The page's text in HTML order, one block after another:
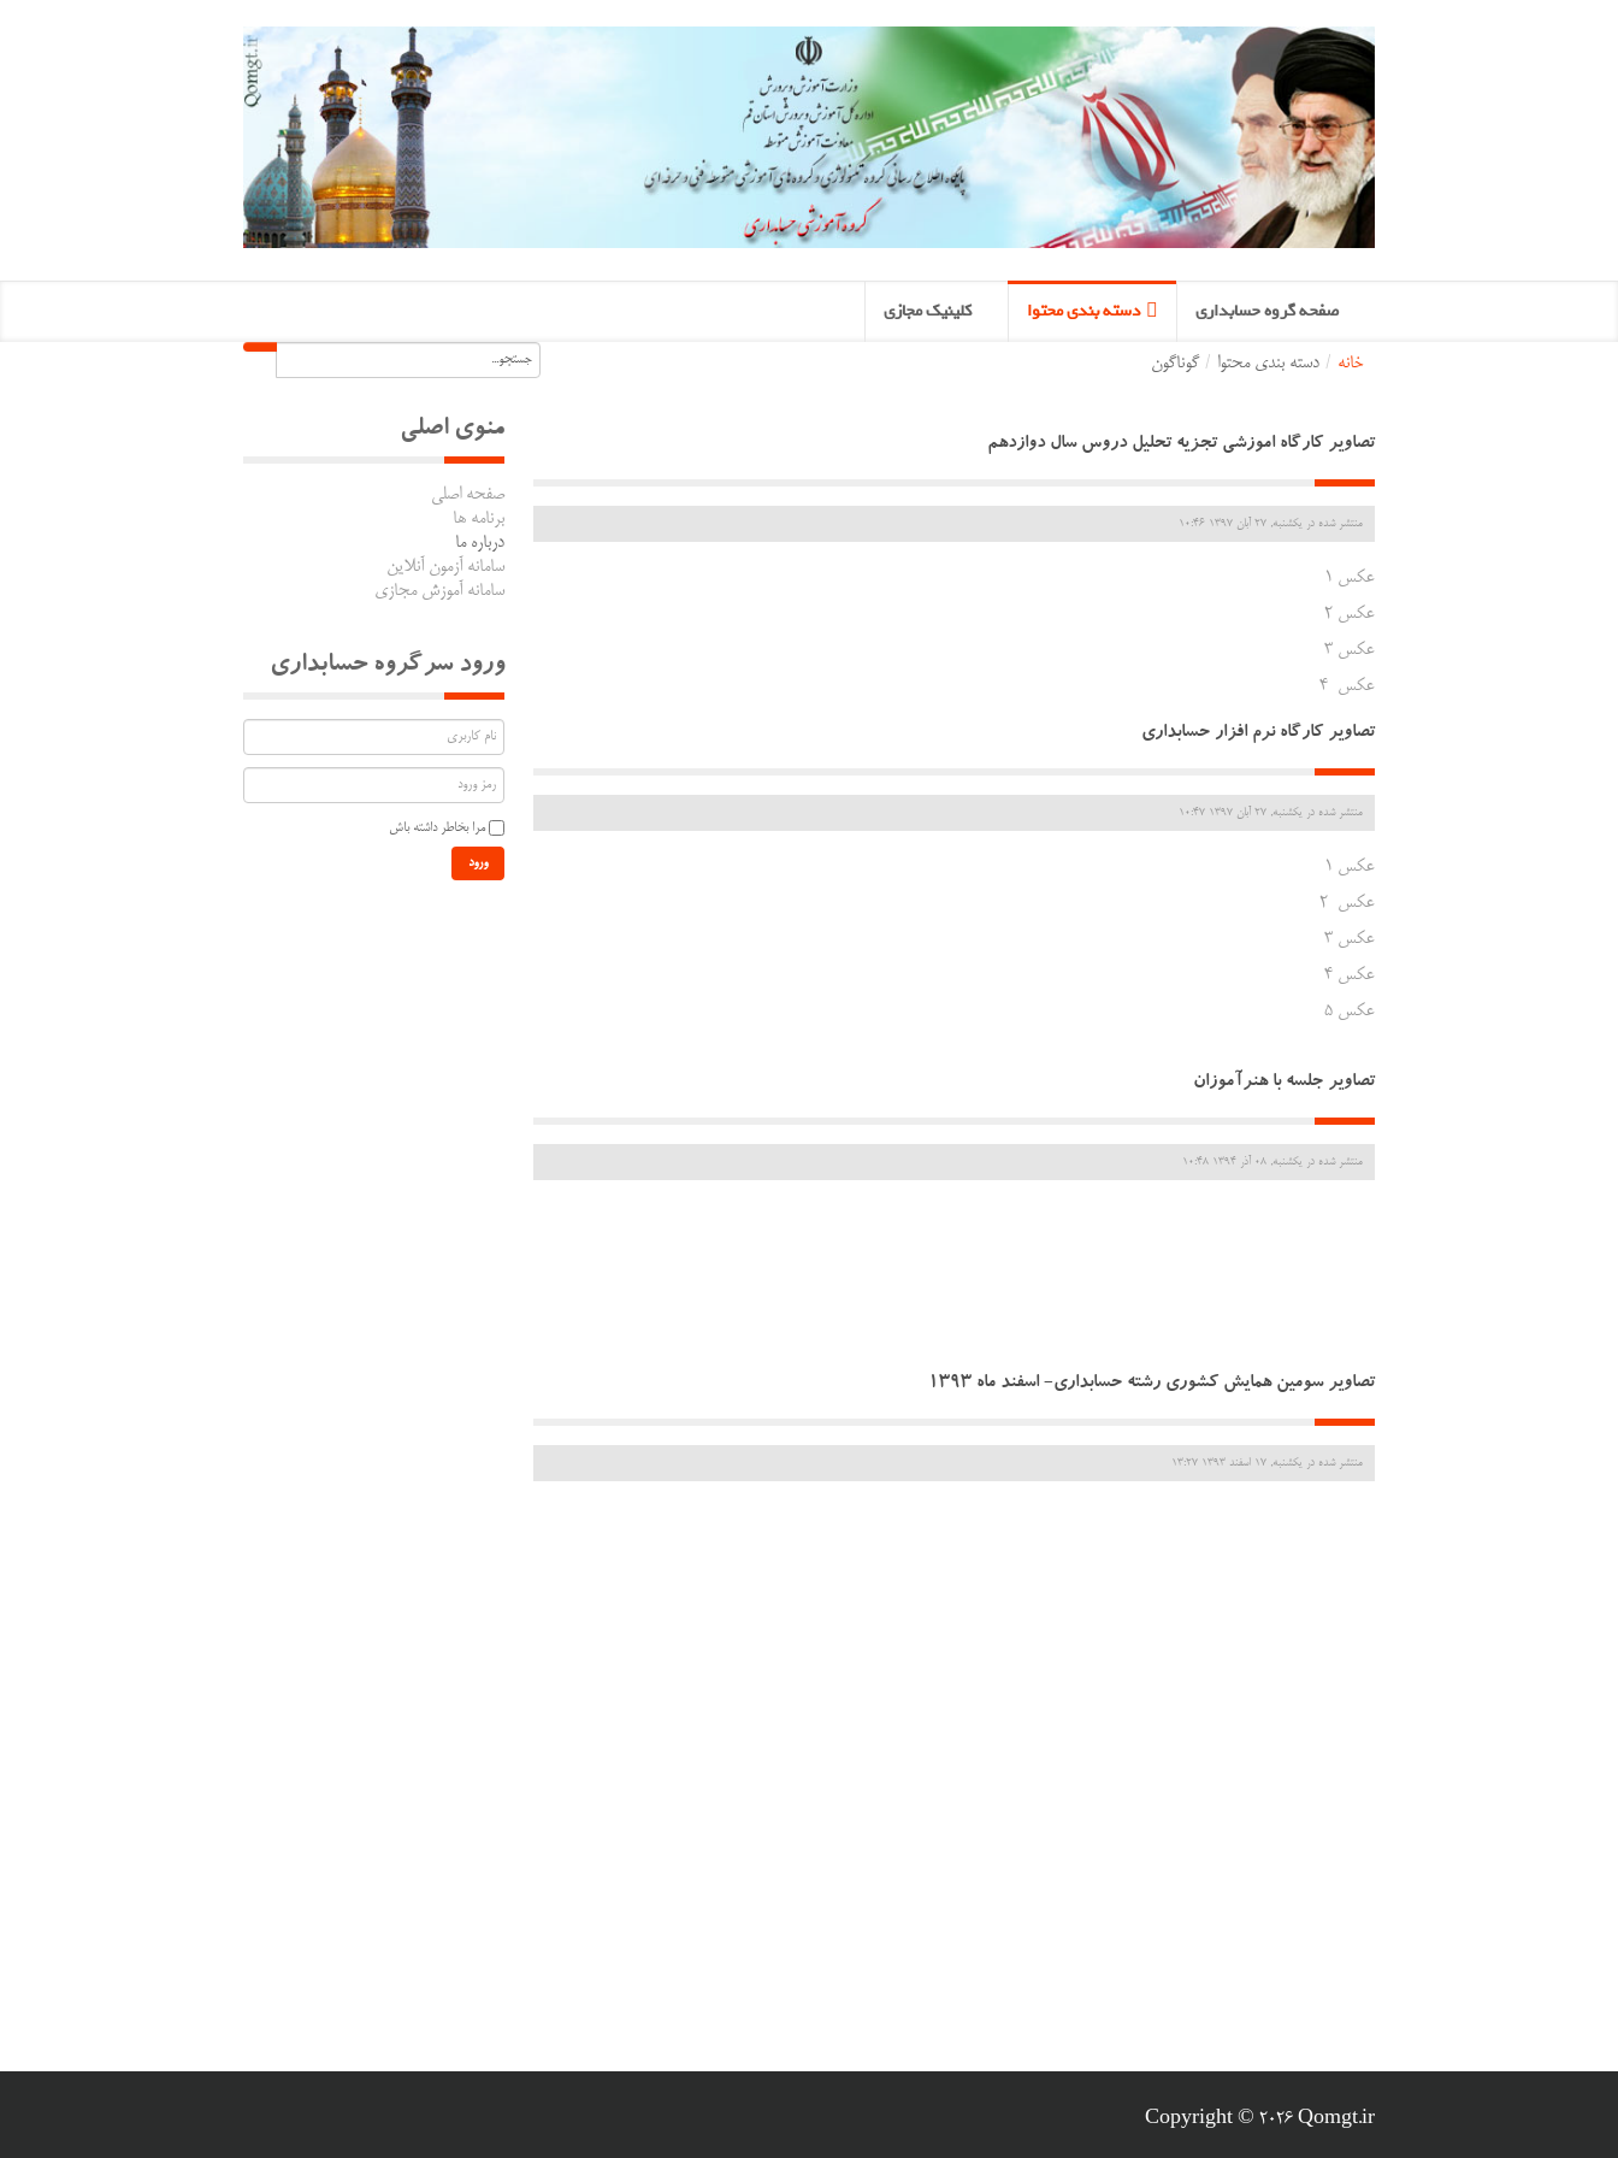
صفحه گروه حسابداری دسته بندی محتوا کلینیک مجازی
خانه / دسته بندی محتوا / گوناگون
تصاویر کارگاه اموزشی تجزیه تحلیل دروس سال دوازدهم
منتشر شده در یکشنبه, 27 آبان 1397 10:46
عکس 1
عکس 2
عکس 3
عکس 4
تصاویر کارگاه نرم افزار حسابداری
منتشر شده در یکشنبه, 27 آبان 1397 10:47
عکس 1
عکس 2
عکس 3
عکس 4
عکس 5
تصاویر جلسه با هنرآموزان
منتشر شده در یکشنبه, 08 آذر 1394 10:48
تصاویر سومین همایش کشوری رشته حسابداری- اسفند ماه 1393
منتشر شده در یکشنبه, 17 اسفند 1393 13:27
منوی اصلی
صفحه اصلی
برنامه ها
درباره ما
سامانه آزمون آنلاین
سامانه آموزش مجازی
ورود سرگروه حسابداری
مرا بخاطر داشته باش
ورود
Copyright © 2026 Qomgt.ir